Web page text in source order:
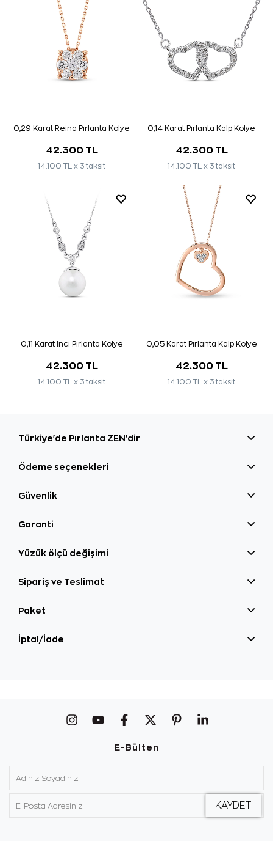
0,29 Karat Reina Pırlanta Kolye
42.300 TL
14.100 TL x 3 taksit
0,14 Karat Pırlanta Kalp Kolye
42.300 TL
14.100 TL x 3 taksit
0,11 Karat İnci Pırlanta Kolye
42.300 TL
14.100 TL x 3 taksit
0,05 Karat Pırlanta Kalp Kolye
42.300 TL
14.100 TL x 3 taksit
Türkiye'de Pırlanta ZEN'dir
Ödeme seçenekleri
Güvenlik
Garanti
Yüzük ölçü değişimi
Sipariş ve Teslimat
Paket
İptal/İade
E-Bülten